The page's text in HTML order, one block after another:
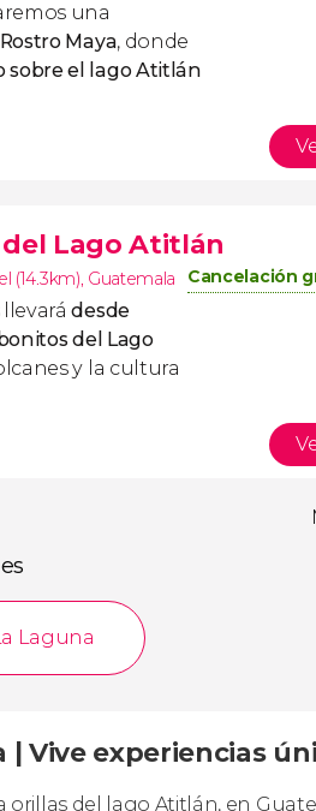
una
Maya, donde
sobre el lago Atitlán
Lago Atitlán
(14.3km), Guatemala Cancelación
llevarádesde
del Lago
y la cultura
Laguna
Vive experiencias
orillas del lago Atitlán, en